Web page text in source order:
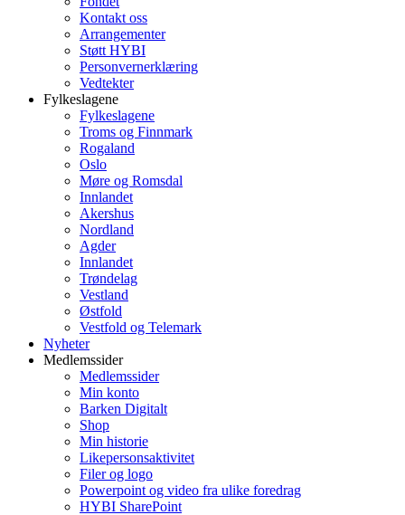
Kontakt oss
Arrangementer
Støtt HYBI
Personvernerklæring
Vedtekter
Fylkeslagene
Fylkeslagene
Troms og Finnmark
Rogaland
Oslo
Møre og Romsdal
Innlandet
Akershus
Nordland
Agder
Innlandet
Trøndelag
Vestland
Østfold
Vestfold og Telemark
Nyheter
Medlemssider
Medlemssider
Min konto
Barken Digitalt
Shop
Min historie
Likepersonsaktivitet
Filer og logo
Powerpoint og video fra ulike foredrag
HYBI SharePoint